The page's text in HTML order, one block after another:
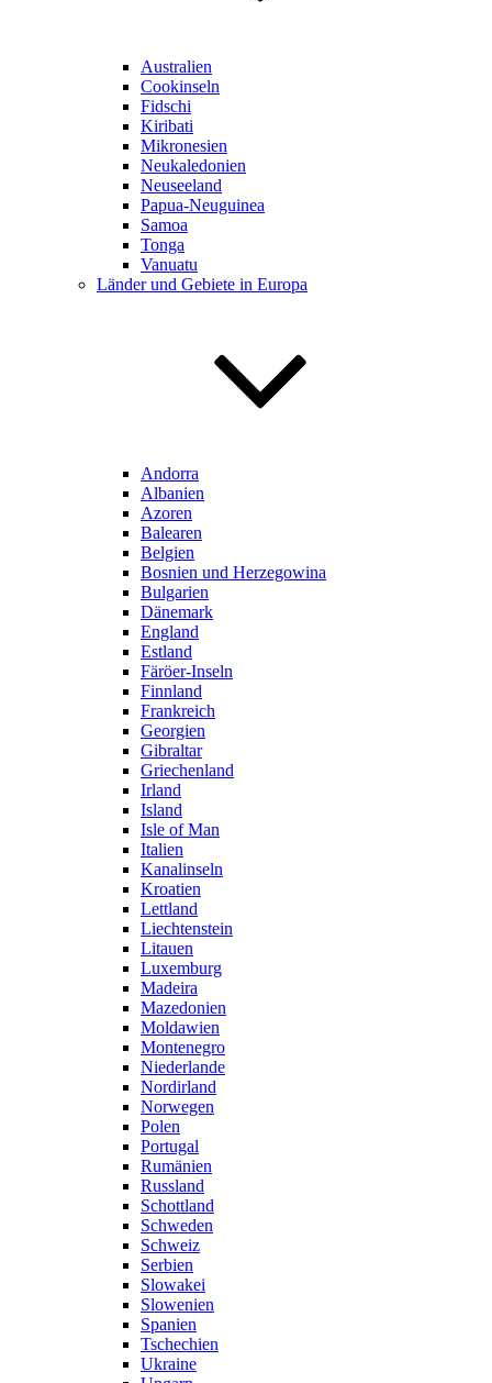
Australien
Cookinseln
Fidschi
Kiribati
Mikronesien
Neukaledonien
Neuseeland
Papua-Neuguinea
Samoa
Tonga
Vanuatu
Länder und Gebiete in Europa
Andorra
Albanien
Azoren
Balearen
Belgien
Bosnien und Herzegowina
Bulgarien
Dänemark
England
Estland
Färöer-Inseln
Finnland
Frankreich
Georgien
Gibraltar
Griechenland
Irland
Island
Isle of Man
Italien
Kanalinseln
Kroatien
Lettland
Liechtenstein
Litauen
Luxemburg
Madeira
Mazedonien
Moldawien
Montenegro
Niederlande
Nordirland
Norwegen
Polen
Portugal
Rumänien
Russland
Schottland
Schweden
Schweiz
Serbien
Slowakei
Slowenien
Spanien
Tschechien
Ukraine